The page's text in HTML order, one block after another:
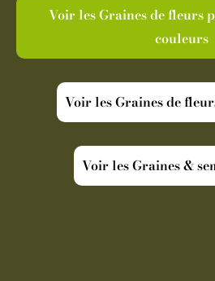
Voir les Graines de fleurs
couleurs
Voir les Graines de
Voir les Graines &